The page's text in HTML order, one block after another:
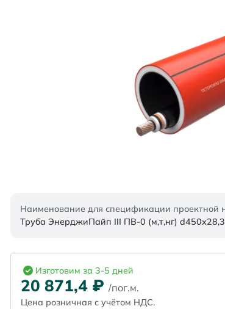
Наименование для спецификации проектной
Труба ЭнерджиПайп III ПВ-0 (м,т,нг)
Изготовим за 3-5 дней
20 871,4 ₽ /пог.м.
Цена розничная с учётом НДС.